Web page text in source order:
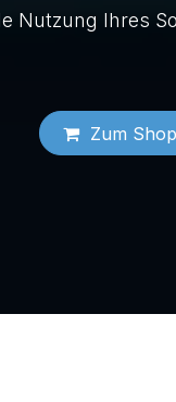
Nutzung Ihres
Zum Shop